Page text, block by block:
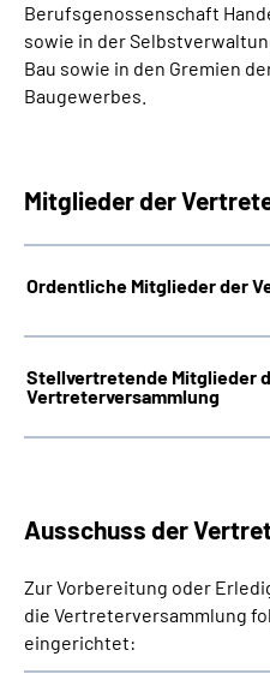
Berufsgenossenschaft
sowie in der
Bau sowie in den Gremien
Baugewerbes.
Mitglieder der
Ordentliche Mitglieder der
Stellvertretende Mitglieder
Vertreterversammlung
Ausschuss der
Zur Vorbereitung oder
die Vertreterversammlung
eingerichtet: